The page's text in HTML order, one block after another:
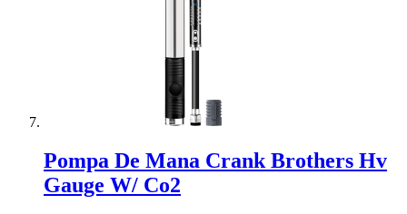
Pompa De Mana Crank Brothers Hv
Gauge W/ Co2